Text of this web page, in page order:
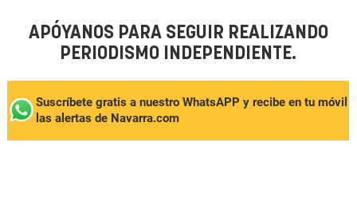
APÓYANOS PARA SEGUIR REALIZANDO
PERIODISMO INDEPENDIENTE.
Suscríbete gratis a nuestro WhatsAPP y recibe en tu móvil
las alertas de Navarra.com